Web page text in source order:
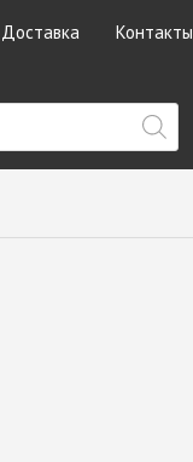
Доставка Контакты